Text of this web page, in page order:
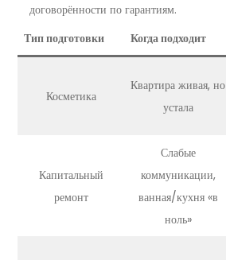
договорённости по гарантиям.
Тип подготовки
Когда подходит
Косметика
Квартира живая, но
устала
Капитальный
ремонт
Слабые
коммуникации,
ванная/кухня «в
ноль»